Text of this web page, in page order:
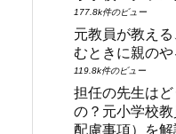
177.8k件のビュー
元教員が教え
むときに親の
119.8k件のビュー
担任の先生は
の？元小学校
配慮事項）を